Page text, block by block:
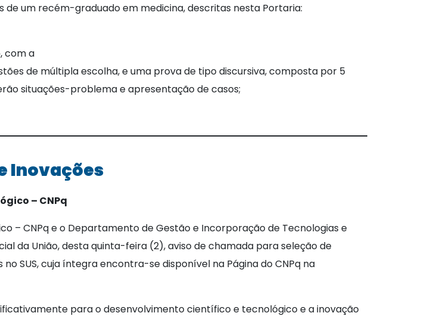
um recém-graduado em medicina, descritas nesta Portaria:
com a
de múltipla escolha, e uma prova de tipo discursiva, composta por 5
situações-problema e apresentação de casos;
Inovações
– CNPq
– CNPq e o Departamento de Gestão e Incorporação de Tecnologias e
da União, desta quinta-feira (2), aviso de chamada para seleção de
SUS, cuja íntegra encontra-se disponível na Página do CNPq na
para o desenvolvimento científico e tecnológico e a inovação